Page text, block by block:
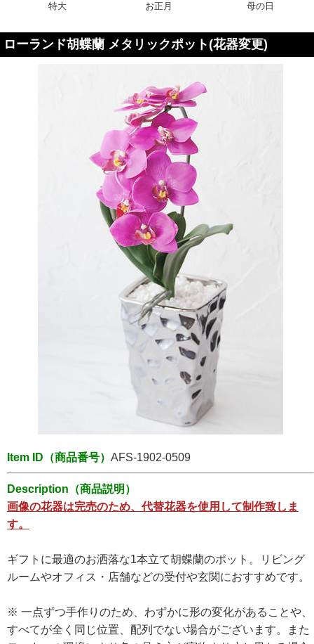
特大 お正月 母の日
ローランド胡蝶蘭 メタリックポット(花器変更)
Item ID（商品番号） AFS-1902-0509
Description（商品説明）
画像の花器は完売のため、代替花器を使用して制作致しま
す。
ギフトに最適のお洒落な1本立て胡蝶蘭のポット。リビング
ルームやオフィス・店舗などの受付や玄関におすすめです。
※ 一点ずつ手作りのため、わずかに形の変化があることや、
すべてが全く同じ位置、配列でない場合がございます。また